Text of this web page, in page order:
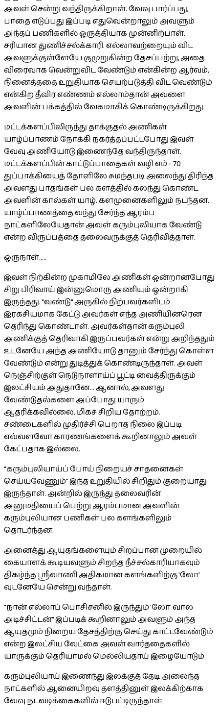
அவள் சென்று வந்திருக்கிறாள். வேவு பார்ப்பது,
பாதை எடுப்பது இப்படி எதுவென்றாலும் அவளும்
அந்தப் பணிகளில் ஒருத்தியாக முன்னிற்பாள்.
சரியான துணிச்சல்க்காரி. எல்லாவற்றையும் விட
அவளுக்குள்ளேயே குமுறுகின்ற தேசப்பற்று, அதை
விரைவாக வென்றுவிட வேண்டும் என்கின்ற ஆர்வம்,
நினைத்ததை உறுதியாக செயற்படுத்தி விட வெண்டும்
என்கிற தீவிர எண்ணம் எல்லாம்தான் அவளை
அவளின் பக்கத்தில் வேகமாகிக் கொண்டிருக்கிறது.
மட்டக்களப்பிலிருந்து தாக்குதல் அணிகள்
யாழ்ப்பாணம் நோக்கி நகர்த்தப்பட்டபோது இவள்
வேவு அணியோடு இணைந்தே வந்திருந்தாள்.
மட்டக்களப்பின் காட்டுப்பாதைகள் வழி எம் - 70
துப்பாக்கியைத் தோளிலே சுமந்தபடி அலைந்து திரிந்த
அவளது பாதங்கள் பல களத்தில் கலந்து கொண்ட
அவளின் கால்கள் யாழ். களமுனைகளிலும் நடந்தன.
யாழ்ப்பாணத்தை வந்து சேர்ந்த ஆரம்ப
நாட்களிலேயேதான் அவள் கரும்புலியாக வேண்டு
என்ற விருப்பத்தை தலைவருக்குத் தெரிவித்தாள்.
ஒருநாள்.....
இவள் நிற்கின்ற முகாமிலே அணிகள் ஒன்றானபோது
சிறு பிரிவாய் இன்னுமொரு அணியும் ஒன்றாகி
இருந்தது. "வண்டு" அருகில் நிற்பவர்களிடம்
இரகசியமாக கேட்டு அவர்கள் எந்த அணியினரென
தெரிந்து கொண்டாள். அவர்கள்தான் கரும்புலி
அணிக்குத் தெரிவாகி இருப்பவர்கள் என்று அறிந்ததும்
உடனேயே அந்த அணியோடு தானும் சேர்ந்து கொள்ள
வேண்டும் என்று துடித்துக் கொண்டிருந்தாள். அவள்
நெஞ்சிற்குள் நெடுநாளாய்ப் பூட்டி வைத்திருக்கும்
இலட்சியம் அதுதானே... ஆனால், அவளது
வேண்டுதல்களை அப்போது யாரும்
ஆதரிக்கவில்லை. மிகச் சிறிய தோற்றம்.
சண்டைகளில் முதிர்ச்சி பெறாத நிலை இப்படி
எவ்வளவோ காரணங்களைக் கூறினாலும் அவள்
கேட்பதாக இல்லை.
"கரும்புலியாய்ப் போய் நிறையச் சாதனைகள்
செய்யவேணும்" இந்த உறுதியில் சிறிதும் குறையாது
இருந்தாள். அன்றில் இருந்து தலைவரின்
அனுமதியைப் பெற்று ஆரம்பமான அவளின்
கரும்புலியான பணிகள் பல களங்களிலும்
தொடர்ந்தன.
அனைத்து ஆயுதங்களையும் சிறப்பான முறையில்
கையாளக் கூடியவளும் சிறந்த நீச்சல்காரியாகவும்
திகழ்ந்த ஸ்ரீவாணி அதிகமான களங்களிற்கு 'லோ'
வுடனேயே சென்று வந்தாள்.
"நான் எல்லாப் பொசிசனில் இருந்தும் 'லோ' வால
அடிச்சிட்டன்" இப்படிக் கூறினாலும் அவளும் அந்த
ஆயுதமும் நிறைய தேசத்திற்கு செய்து காட்டவேண்டும்
என்ற இலட்சிய வேட்கை அவள் வார்ததைகளில்
யாருக்கும் தெரியாமல் மெல்லியதாய் இழையோடும்.
கரும்புலியாய் இணைந்து இலக்குத் தேடி அலைந்த
நாட்களில் ஆனையிறவு தளத்தினுள் இலக்கிற்காக
வேவு நடவடிக்கைகளில் ஈடுபட்டிருந்தாள்.